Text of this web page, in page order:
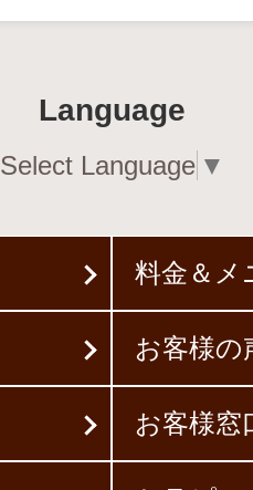
Language
Select Language ▼
料金＆メ
お客様の
お客様窓